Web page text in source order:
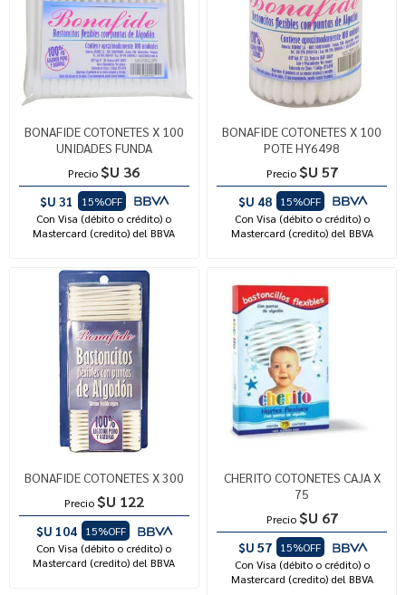
BONAFIDE COTONETES X 100
UNIDADES FUNDA
Precio $U 36
$U 31
15%OFF
Con Visa (débito o crédito) o
Mastercard (credito) del BBVA
BONAFIDE COTONETES X 100
POTE HY6498
Precio $U 57
$U 48
15%OFF
Con Visa (débito o crédito) o
Mastercard (credito) del BBVA
BONAFIDE COTONETES X 300
Precio $U 122
$U 104
15%OFF
Con Visa (débito o crédito) o
Mastercard (credito) del BBVA
CHERITO COTONETES CAJA X
75
Precio $U 67
$U 57
15%OFF
Con Visa (débito o crédito) o
Mastercard (credito) del BBVA